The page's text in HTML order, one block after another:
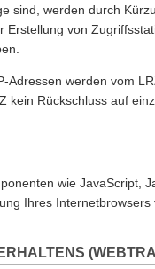
sind, werden durch
Erstellung von
Adressen werden vom
kein Rückschluss auf
wie JavaScript,
Ihres Internetbrowsers